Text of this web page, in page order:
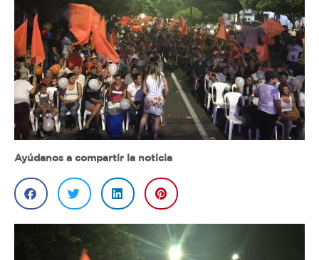
Ayúdanos a compartir la noticia